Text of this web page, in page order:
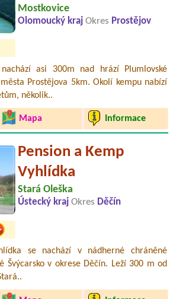
Mostkovice
Olomoucký kraj Okres Prostějov
asi 300m nad hrází Plumlovské
Prostějova 5km. Okolí kempu nabízí
několik..
Mapa Informace
Pension a Kemp
Vyhlídka
Stará Oleška
Ústecký kraj Okres Děčín
se nachází v nádherné chráněné
Švýcarsko v okrese Děčín. Leží 300 m od